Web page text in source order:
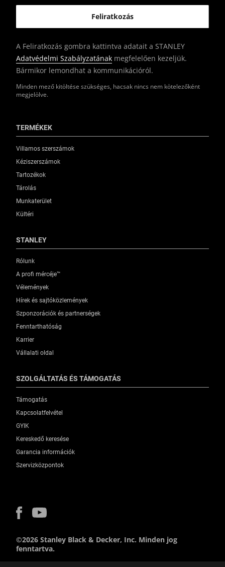
Minden mező kitöltése szükséges, hacsak nincs nem kötelezőként
megjelölve.
A Feliratkozás gombra kattintva adatait a STANLEY
Adatvédelmi Szabályzatának megfelelően kezeljük.
Bármikor lemondhat a kommunikációról.
TERMÉKEK
Villamos szerszámok
Kéziszerszámok
Tartozékok
Tárolás
Munkaterület
Kültéri
STANLEY
Rólunk
A profi mércéje™
Vélemények
Hírek és sajtóközlemények
Szponzorációk és partnerségek
Fenntarthatóság
Karrier
Vállalati oldal
SZOLGÁLTATÁS ÉS TÁMOGATÁS
Támogatás
Kapcsolatfelvétel
GYIK
Kereskedő keresése
Garancia információk
Szervizközpontok
©2026 Stanley Black & Decker, Inc. Minden jog
fenntartva.